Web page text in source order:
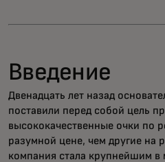
Введение
Двенадцать лет назад
поставили перед собой цель
высококачественные очки по
разумной цене, чем другие на
компания стала крупнейшим